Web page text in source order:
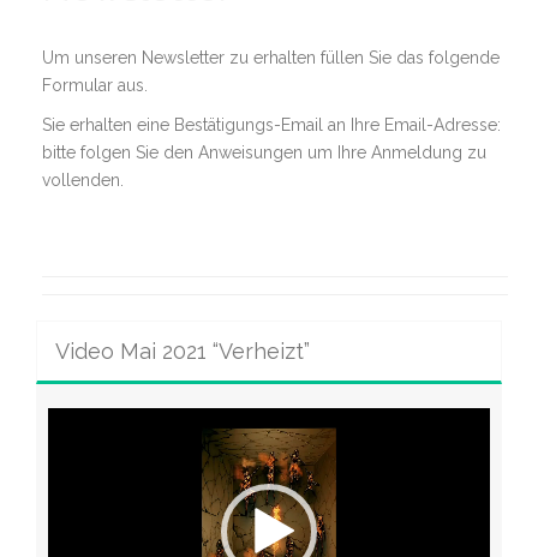
Um unseren Newsletter zu erhalten füllen Sie das folgende
Formular aus.
Sie erhalten eine Bestätigungs-Email an Ihre Email-Adresse:
bitte folgen Sie den Anweisungen um Ihre Anmeldung zu
vollenden.
Video Mai 2021 “Verheizt”